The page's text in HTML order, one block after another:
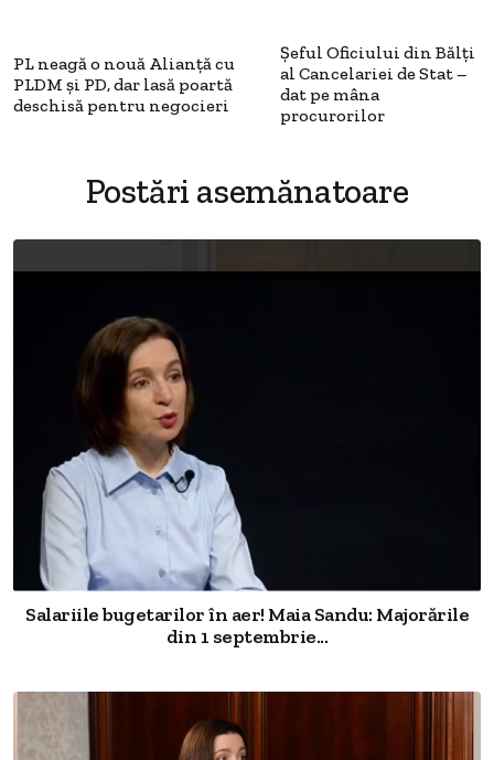
PL neagă o nouă Alianță cu
PLDM și PD, dar lasă poartă
deschisă pentru negocieri
Șeful Oficiului din Bălți
al Cancelariei de Stat –
dat pe mâna
procurorilor
Postări asemănatoare
Salariile bugetarilor în aer! Maia Sandu: Majorările
din 1 septembrie...